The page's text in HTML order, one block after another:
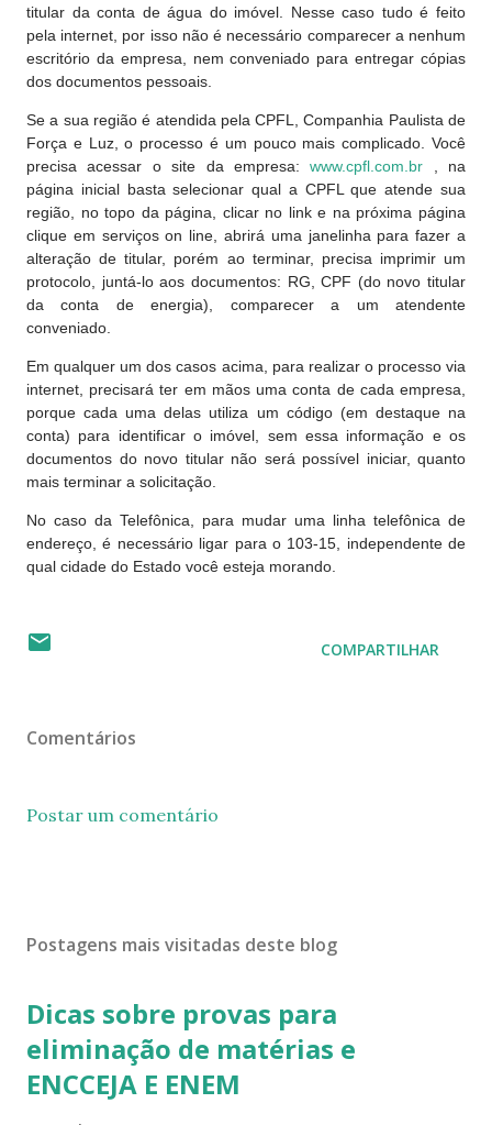
titular da conta de água do imóvel. Nesse caso tudo é feito
pela internet, por isso não é necessário comparecer a nenhum
escritório da empresa, nem conveniado para entregar cópias
dos documentos pessoais.
Se a sua região é atendida pela CPFL, Companhia Paulista de
Força e Luz, o processo é um pouco mais complicado. Você
precisa acessar o site da empresa:www.cpfl.com.br , na
página inicial basta selecionar qual a CPFL que atende sua
região, no topo da página, clicar no link e na próxima página
clique em serviços on line, abrirá uma janelinha para fazer a
alteração de titular, porém ao terminar, precisa imprimir um
protocolo, juntá-lo aos documentos: RG, CPF (do novo titular
da conta de energia), comparecer a um atendente
conveniado.
Em qualquer um dos casos acima, para realizar o processo via
internet, precisará ter em mãos uma conta de cada empresa,
porque cada uma delas utiliza um código (em destaque na
conta) para identificar o imóvel, sem essa informação e os
documentos do novo titular não será possível iniciar, quanto
mais terminar a solicitação.
No caso da Telefônica, para mudar uma linha telefônica de
endereço, é necessário ligar para o 103-15, independente de
qual cidade do Estado você esteja morando.
COMPARTILHAR
Comentários
Postar um comentário
Postagens mais visitadas deste blog
Dicas sobre provas para
eliminação de matérias e
ENCCEJA E ENEM